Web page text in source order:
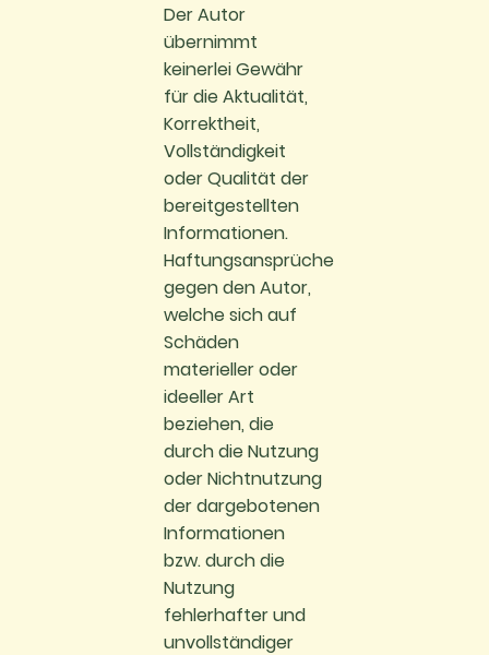
Der Autor
übernimmt
keinerlei Gewähr
für die Aktualität,
Korrektheit,
Vollständigkeit
oder Qualität der
bereitgestellten
Informationen.
Haftungsansprüche
gegen den Autor,
welche sich auf
Schäden
materieller oder
ideeller Art
beziehen, die
durch die Nutzung
oder Nichtnutzung
der dargebotenen
Informationen
bzw. durch die
Nutzung
fehlerhafter und
unvollständiger